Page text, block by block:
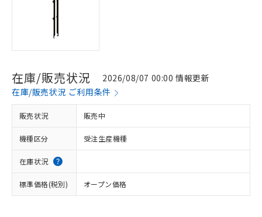
在庫/販売状況
2026/08/07 00:00 情報更新
在庫/販売状況 ご利用条件
販売状況 販売中
機種区分 受注生産機種
在庫状況
標準価格(税別) オープン価格